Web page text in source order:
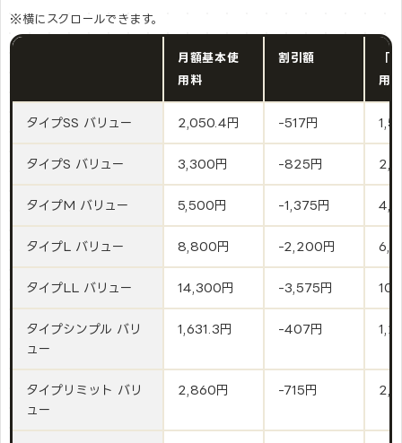
※横にスクロールできます。
月額基本使
用料
割引額
「
用
タイプSS バリュー 2,050.4円 -517円
タイプS バリュー 3,300円 -825円
タイプM バリュー 5,500円 -1,375円
タイプL バリュー 8,800円 -2,200円
タイプLL バリュー 14,300円 -3,575円
タイプシンプル バリ
ュー
1,631.3円 -407円
タイプリミット バリ
ュー
2,860円 -715円